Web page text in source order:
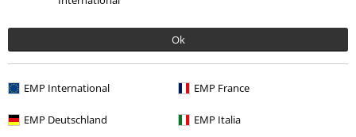
Ok
EMP International EMP France
EMP Deutschland EMP Italia
205,99 €
Gwmargo Gipsy
Cappotto
corto
64,99 €
Coat H&R London Cappotti